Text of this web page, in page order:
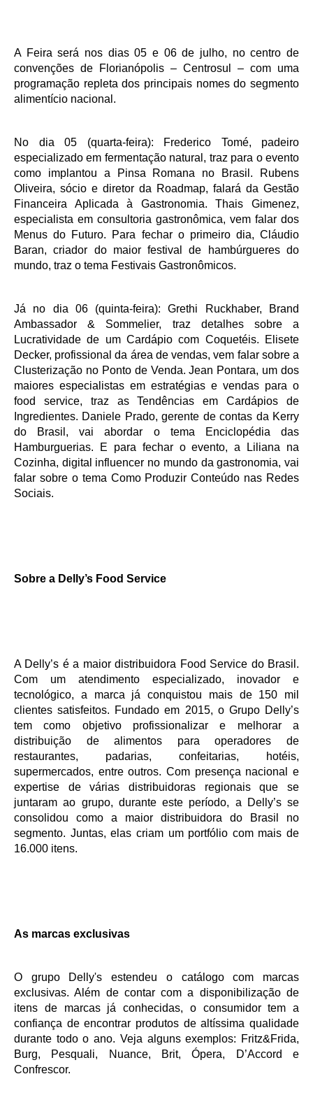
A Feira será nos dias 05 e 06 de julho, no centro de
convenções de Florianópolis – Centrosul – com uma
programação repleta dos principais nomes do segmento
alimentício nacional.
No dia 05 (quarta-feira): Frederico Tomé, padeiro
especializado em fermentação natural, traz para o evento
como implantou a Pinsa Romana no Brasil. Rubens
Oliveira, sócio e diretor da Roadmap, falará da Gestão
Financeira Aplicada à Gastronomia. Thais Gimenez,
especialista em consultoria gastronômica, vem falar dos
Menus do Futuro. Para fechar o primeiro dia, Cláudio
Baran, criador do maior festival de hambúrgueres do
mundo, traz o tema Festivais Gastronômicos.
Já no dia 06 (quinta-feira):Grethi Ruckhaber, Brand
Ambassador & Sommelier, traz detalhes sobre a
Lucratividade de um Cardápio com Coquetéis. Elisete
Decker, profissional da área de vendas, vem falar sobre a
Clusterização no Ponto de Venda. Jean Pontara, um dos
maiores especialistas em estratégias e vendas para o
food service, traz as Tendências em Cardápios de
Ingredientes. Daniele Prado, gerente de contas da Kerry
do Brasil, vai abordar o tema Enciclopédia das
Hamburguerias. E para fechar o evento, a Liliana na
Cozinha, digital influencer no mundo da gastronomia, vai
falar sobre o tema Como Produzir Conteúdo nas Redes
Sociais.
Sobre a Delly’s Food Service
A Delly’s é a maior distribuidora Food Service do Brasil.
Com um atendimento especializado, inovador e
tecnológico, a marca já conquistou mais de 150 mil
clientes satisfeitos. Fundado em 2015, o Grupo Delly’s
tem como objetivo profissionalizar e melhorar a
distribuição de alimentos para operadores de
restaurantes, padarias, confeitarias, hotéis,
supermercados, entre outros. Com presença nacional e
expertise de várias distribuidoras regionais que se
juntaram ao grupo, durante este período, a Delly’s se
consolidou como a maior distribuidora do Brasil no
segmento. Juntas, elas criam um portfólio com mais de
16.000 itens.
As marcas exclusivas
O grupo Delly's estendeu o catálogo com marcas
exclusivas. Além de contar com a disponibilização de
itens de marcas já conhecidas, o consumidor tem a
confiança de encontrar produtos de altíssima qualidade
durante todo o ano. Veja alguns exemplos: Fritz&Frida,
Burg, Pesquali, Nuance, Brit, Ópera, D’Accord e
Confrescor.